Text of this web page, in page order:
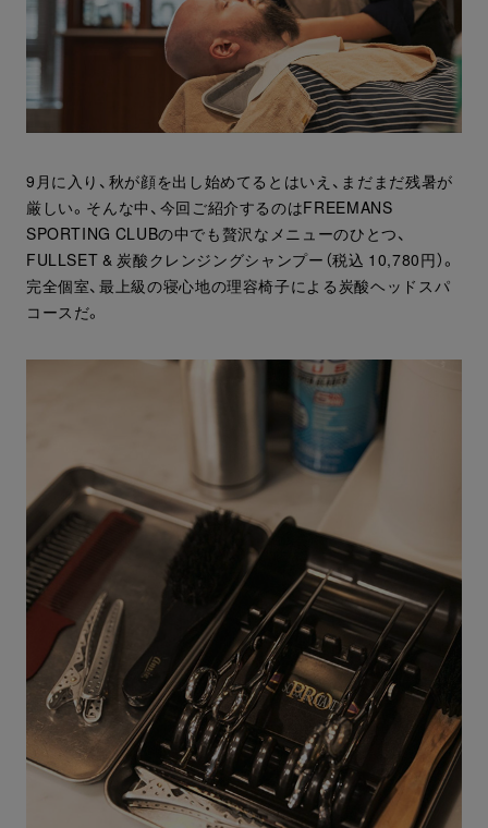
9月に入り、秋が顔を出し始めてるとはいえ、まだまだ残暑が
厳しい。そんな中、今回ご紹介するのはFREEMANS
SPORTING CLUBの中でも贅沢なメニューのひとつ、
FULLSET & 炭酸クレンジングシャンプー（税込 10,780円）。
完全個室、最上級の寝心地の理容椅子による炭酸ヘッドスパ
コースだ。